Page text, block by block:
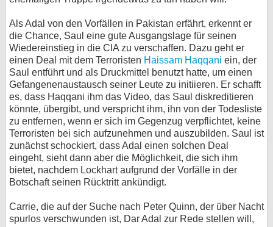
Als Adal von den Vorfällen in Pakistan erfährt, erkennt er
die Chance, Saul eine gute Ausgangslage für seinen
Wiedereinstieg in die CIA zu verschaffen. Dazu geht er
einen Deal mit dem Terroristen Haissam Haqqani ein, der
Saul entführt und als Druckmittel benutzt hatte, um einen
Gefangenenaustausch seiner Leute zu initiieren. Er schafft
es, dass Haqqani ihm das Video, das Saul diskreditieren
könnte, übergibt, und verspricht ihm, ihn von der Todesliste
zu entfernen, wenn er sich im Gegenzug verpflichtet, keine
Terroristen bei sich aufzunehmen und auszubilden. Saul ist
zunächst schockiert, dass Adal einen solchen Deal
eingeht, sieht dann aber die Möglichkeit, die sich ihm
bietet, nachdem Lockhart aufgrund der Vorfälle in der
Botschaft seinen Rücktritt ankündigt.
Carrie, die auf der Suche nach Peter Quinn, der über Nacht
spurlos verschwunden ist, Dar Adal zur Rede stellen will,